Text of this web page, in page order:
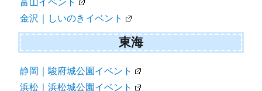
金沢｜しいのきイベント
東海
静岡｜駿府城公園イベント
浜松｜浜松城公園イベント